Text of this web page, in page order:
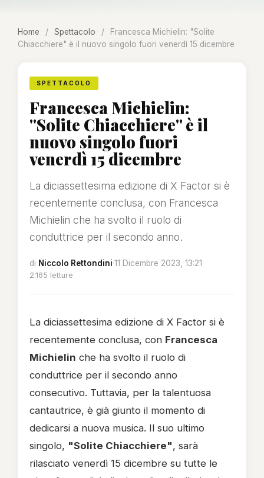
Home / Spettacolo /
Francesca Michielin: "Solite
Chiacchiere" è il nuovo singolo fuori venerdì 15 dicembre
SPETTACOLO
Francesca Michielin:
"Solite Chiacchiere" è il
nuovo singolo fuori
venerdì 15 dicembre
La diciassettesima edizione di X Factor si è
recentemente conclusa, con Francesca
Michielin che ha svolto il ruolo di
conduttrice per il secondo anno.
di Niccolo Rettondini·11 Dicembre 2023, 13:21·
2.165 letture
La diciassettesima edizione di X Factor si è
recentemente conclusa, con Francesca
Michielin che ha svolto il ruolo di
conduttrice per il secondo anno
consecutivo. Tuttavia, per la talentuosa
cantautrice, è già giunto il momento di
dedicarsi a nuova musica. Il suo ultimo
singolo, "Solite Chiacchiere", sarà
rilasciato venerdì 15 dicembre su tutte le